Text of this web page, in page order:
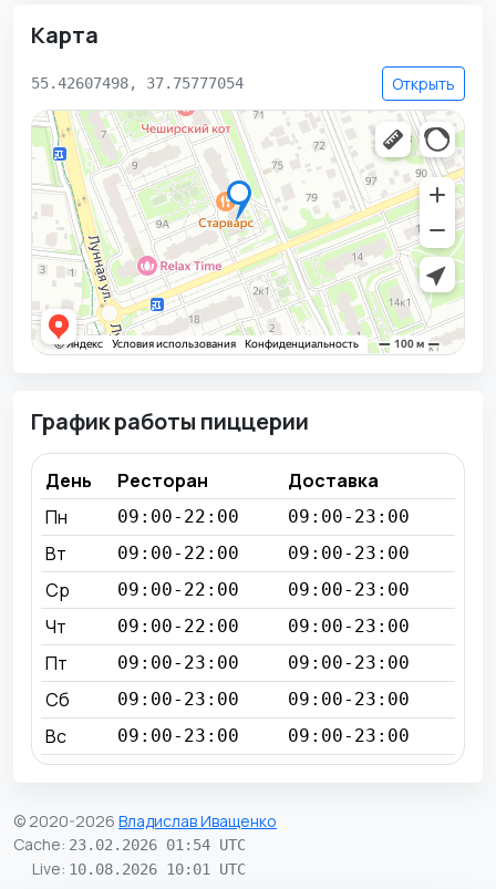
Карта
55.42607498, 37.75777054 Открыть
График работы пиццерии
День Ресторан
Доставка
Пн
09:00-22:00 09:00-23:00
Вт 09:00-22:00 09:00-23:00
Ср 09:00-22:00 09:00-23:00
Чт 09:00-22:00 09:00-23:00
Пт 09:00-23:00 09:00-23:00
Сб 09:00-23:00 09:00-23:00
Вс 09:00-23:00 09:00-23:00
© 2020-2026 Владислав Иващенко
Cache: 23.02.2026 01:54 UTC
Live: 10.08.2026 10:01 UTC